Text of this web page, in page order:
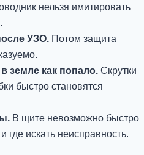
нельзя имитировать
УЗО. Потом защита
земле как попало. Скрутки
быстро становятся
В щите невозможно быстро
где искать неисправность.